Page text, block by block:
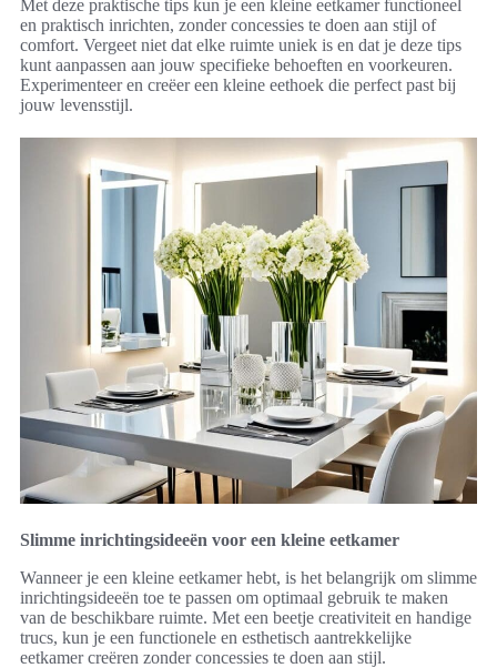
Met deze praktische tips kun je een kleine eetkamer functioneel
en praktisch inrichten, zonder concessies te doen aan stijl of
comfort. Vergeet niet dat elke ruimte uniek is en dat je deze tips
kunt aanpassen aan jouw specifieke behoeften en voorkeuren.
Experimenteer en creëer een kleine eethoek die perfect past bij
jouw levensstijl.
Slimme inrichtingsideeën voor een kleine eetkamer
Wanneer je een kleine eetkamer hebt, is het belangrijk om slimme
inrichtingsideeën toe te passen om optimaal gebruik te maken
van de beschikbare ruimte. Met een beetje creativiteit en handige
trucs, kun je een functionele en esthetisch aantrekkelijke
eetkamer creëren zonder concessies te doen aan stijl.